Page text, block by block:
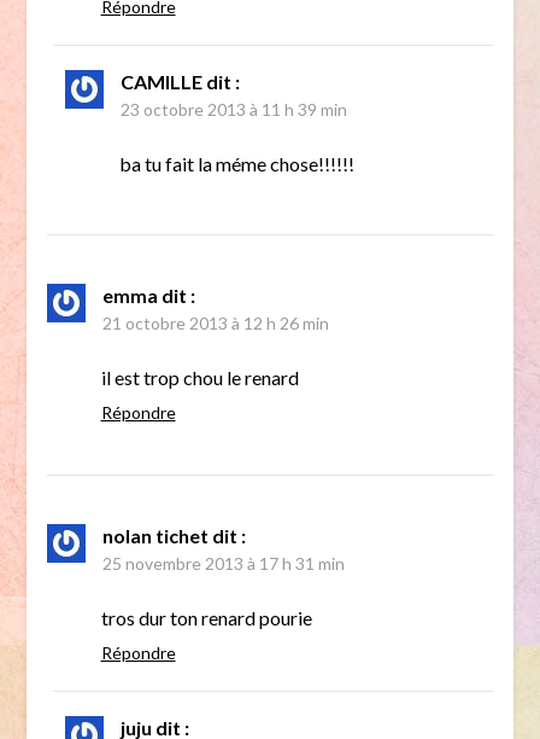
Répondre
CAMILLE dit :
23 octobre 2013 à 11 h 39 min
ba tu fait la méme chose!!!!!!
emma dit :
21 octobre 2013 à 12 h 26 min
il est trop chou le renard
Répondre
nolan tichet dit :
25 novembre 2013 à 17 h 31 min
tros dur ton renard pourie
Répondre
juju dit :